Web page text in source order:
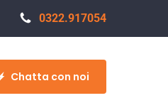
0322.917054
Chatta con noi